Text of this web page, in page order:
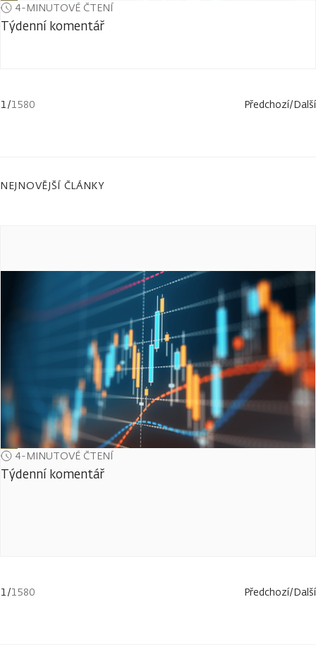
4-MINUTOVÉ ČTENÍ
Týdenní komentář
1/1580 Předchozí/Další
NEJNOVĚJŠÍ ČLÁNKY
4-MINUTOVÉ ČTENÍ
Týdenní komentář
1/1580 Předchozí/Další